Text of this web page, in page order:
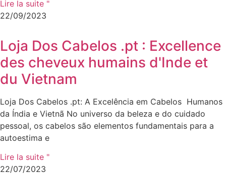
Lire la suite "
22/09/2023
Loja Dos Cabelos .pt : Excellence
des cheveux humains d'Inde et
du Vietnam
Loja Dos Cabelos .pt: A Excelência em Cabelos Humanos
da Índia e Vietnã No universo da beleza e do cuidado
pessoal, os cabelos são elementos fundamentais para a
autoestima e
Lire la suite "
22/07/2023